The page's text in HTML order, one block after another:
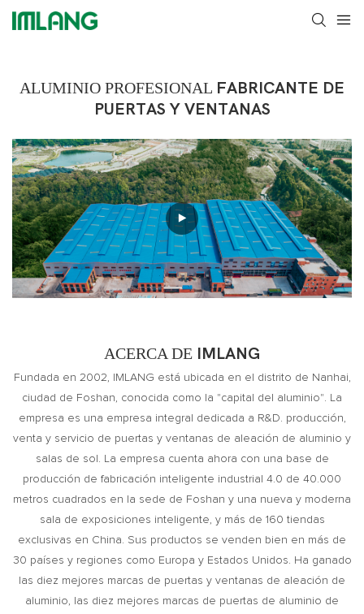
ALUMINIO PROFESIONAL FABRICANTE DE
PUERTAS Y VENTANAS
ACERCA DE IMLANG
Fundada en 2002, IMLANG está ubicada en el distrito de Nanhai,
ciudad de Foshan, conocida como la "capital del aluminio". La
empresa es una empresa integral dedicada a R&D. producción,
venta y servicio de puertas y ventanas de aleación de aluminio y
salas de sol. La empresa cuenta ahora con una base de
producción de fabricación inteligente industrial 4.0 de 40.000
metros cuadrados en la sede de Foshan y una nueva y moderna
sala de exposiciones inteligente, y más de 160 tiendas
exclusivas en China. Sus productos se venden bien en más de
30 países y regiones como Europa y Estados Unidos. Ha ganado
las diez mejores marcas de puertas y ventanas de aleación de
aluminio, las diez mejores marcas de puertas de aluminio de